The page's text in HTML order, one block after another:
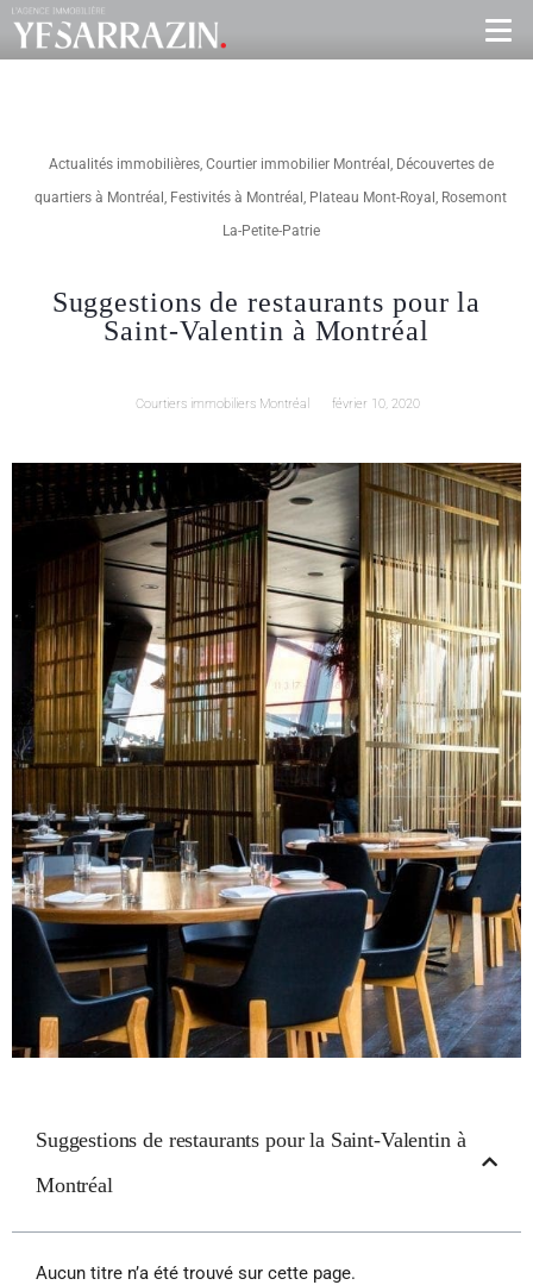
Actualités immobilières, Courtier immobilier Montréal , Découvertes de
quartiers à Montréal , Festivités à Montréal , Plateau Mont-Royal , Rosemont
La-Petite-Patrie
Suggestions de restaurants pour la
Saint-Valentin à Montréal
Courtiers immobiliers Montréal février 10, 2020
Suggestions de restaurants pour la Saint-Valentin à
Montréal
Aucun titre n’a été trouvé sur cette page.